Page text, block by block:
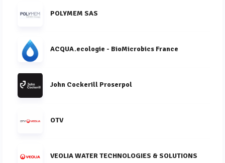
POLYMEM SAS
ACQUA.ecologie - BioMicrobics France
John Cockerill Proserpol
OTV
VEOLIA WATER TECHNOLOGIES & SOLUTIONS